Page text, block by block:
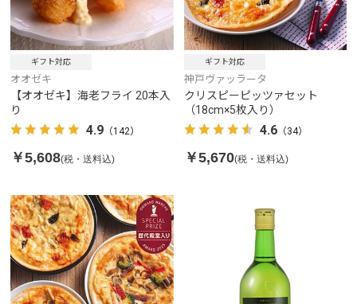
ギフト対応
オオゼキ
【オオゼキ】海老フライ 20本入
り
4.9 （142）
￥5,608(税・送料込)
ギフト対応
神戸ヴァッラータ
クリスピーピッツァセット
（18cm×5枚入り）
4.6（34）
￥5,670(税・送料込)